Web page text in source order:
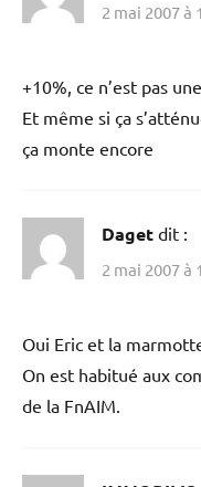
2 mai 2007 à
+10%, ce n’est pas
Et même si ça
ça monte encore
Daget dit :
2 mai 2007 à
Oui Eric et la
On est habitué aux
de la FnAIM.